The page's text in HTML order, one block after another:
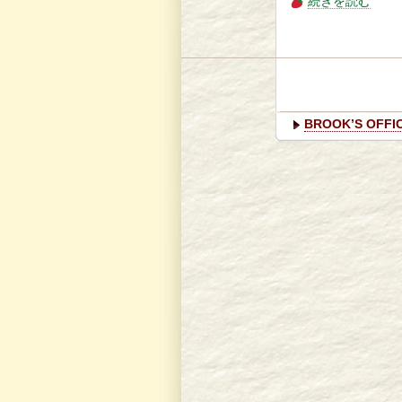
BROOK’S